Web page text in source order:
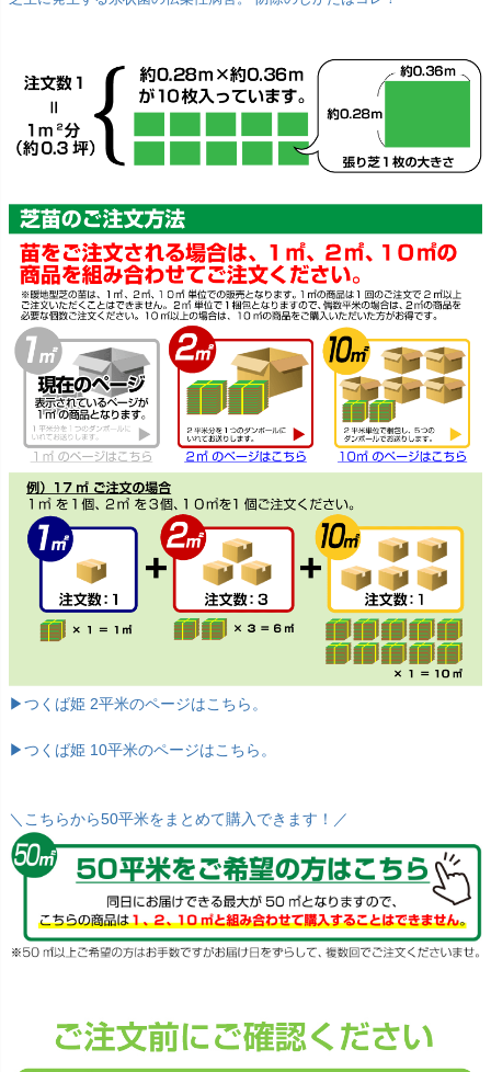
▶つくば姫 2平米のページはこちら。
▶つくば姫 10平米のページはこちら。
＼こちらから50平米をまとめて購入できます！／